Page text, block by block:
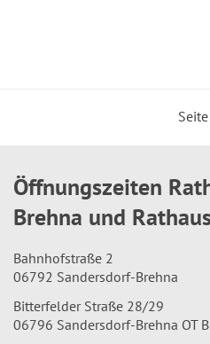
Öffnungszeiten
Brehna und
Bahnhofstraße 2
06792 Sandersdorf-Brehna
Bitterfelder Straße 28/29
06796 Sandersdorf-Brehna OT